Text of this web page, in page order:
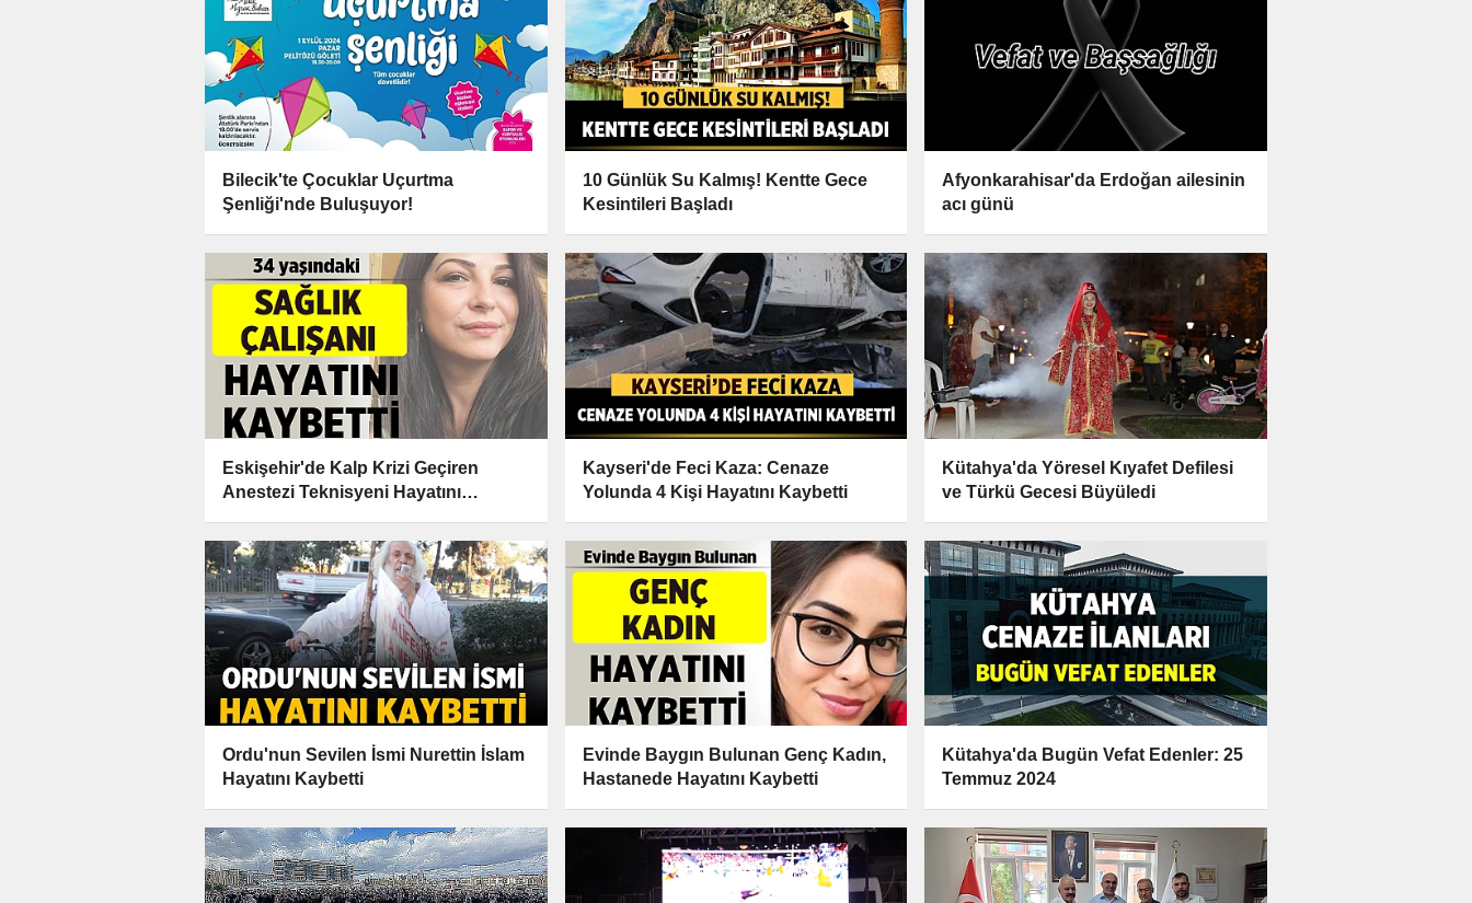
Bilecik'te Çocuklar Uçurtma
Şenliği'nde Buluşuyor!
10 Günlük Su Kalmış! Kentte Gece
Kesintileri Başladı
Afyonkarahisar'da Erdoğan ailesinin
acı günü
Eskişehir'de Kalp Krizi Geçiren
Anestezi Teknisyeni Hayatını
Kayseri'de Feci Kaza: Cenaze
Yolunda 4 Kişi Hayatını Kaybetti
Kütahya'da Yöresel Kıyafet Defilesi
ve Türkü Gecesi Büyüledi
Ordu'nun Sevilen İsmi Nurettin İslam
Hayatını Kaybetti
Evinde Baygın Bulunan Genç Kadın,
Hastanede Hayatını Kaybetti
Kütahya'da Bugün Vefat Edenler: 25
Temmuz 2024